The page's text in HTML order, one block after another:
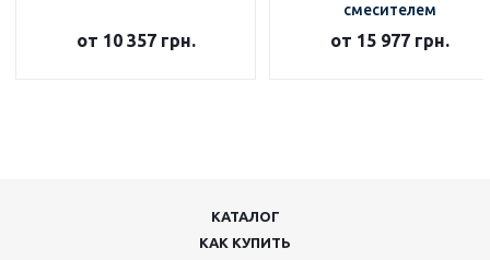
от 10 357 грн.
смесителем
от 15 977 грн.
КАТАЛОГ
КАК КУПИТЬ